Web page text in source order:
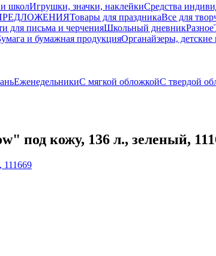
школИгрушки, значки, наклейкиСредства
Товары для праздникаВсе для
для письма и черченияШкольный дневникРазное
и бумажная продукцияОрганайзеры,
ЕженедельникиС мягкой обложкойС твердой
под кожу, 136 л., зеленый,